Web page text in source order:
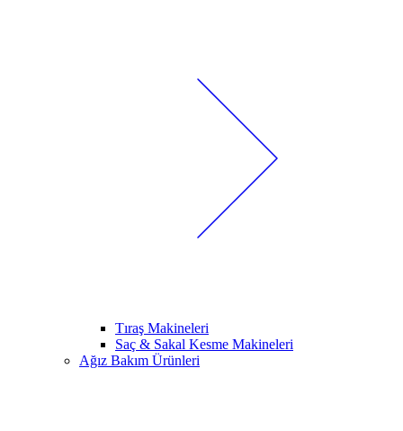
Tıraş Makineleri
Saç & Sakal Kesme Makineleri
Ağız Bakım Ürünleri